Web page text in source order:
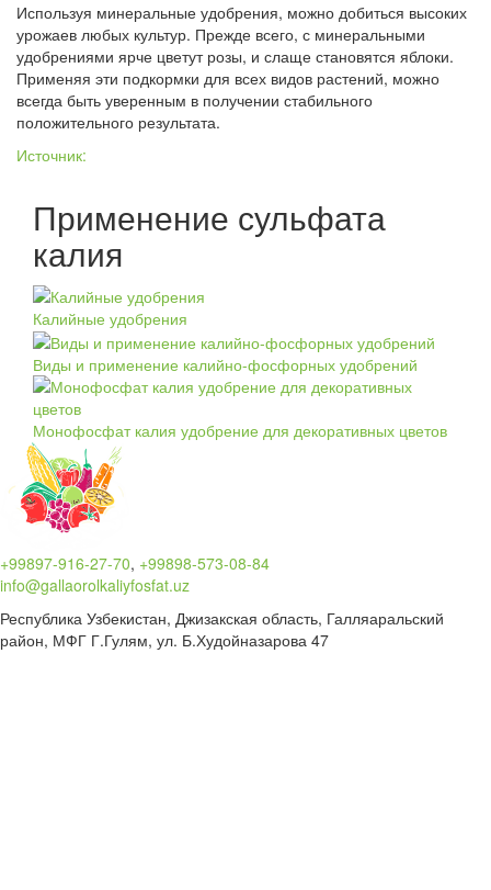
Используя минеральные удобрения, можно добиться высоких
урожаев любых культур. Прежде всего, с минеральными
удобрениями ярче цветут розы, и слаще становятся яблоки.
Применяя эти подкормки для всех видов растений, можно
всегда быть уверенным в получении стабильного
положительного результата.
Источник:
Применение сульфата
калия
Калийные удобрения
Виды и применение калийно-фосфорных удобрений
Монофосфат калия удобрение для декоративных цветов
+99897-916-27-70, +99898-573-08-84
info@gallaorolkaliyfosfat.uz
Республика Узбекистан, Джизакская область, Галляаральский
район, МФГ Г.Гулям, ул. Б.Худойназарова 47